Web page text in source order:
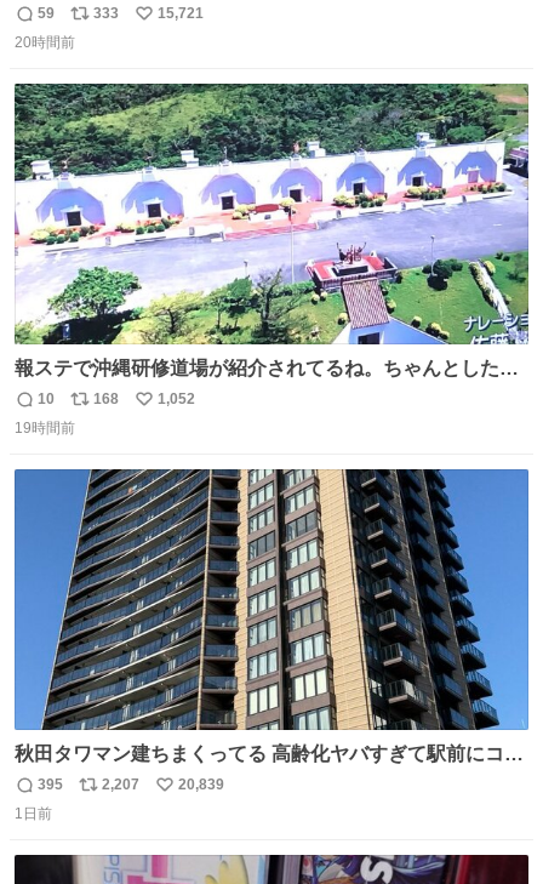
ｗ
返
信
59
リ
ポ
ト
数
333
い
数
15,721
20時間前
報ステで沖縄研修道場が紹介されてるね。ちゃんとした名
前出してないけど。#報道ステーション
返
信
10
リ
ポ
ト
数
168
い
数
1,052
19時間前
秋田タワマン建ちまくってる 高齢化ヤバすぎて駅前にコン
パクトシティつくって高齢者を住ませる考えらしい 病院も
全部駅前にある
返
信
395
リ
2,207
い
数
20,839
1日前